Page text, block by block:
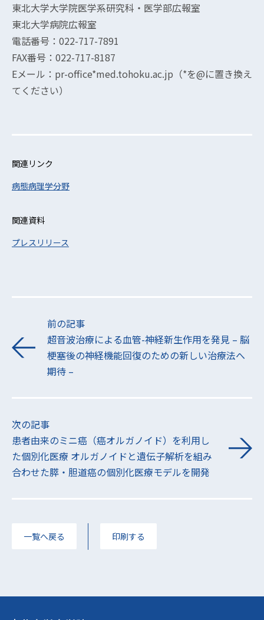
東北大学大学院医学系研究科・医学部広報室
東北大学病院広報室
電話番号：022-717-7891
FAX番号：022-717-8187
Eメール：pr-office*med.tohoku.ac.jp（*を@に置き換え
てください）
関連リンク
病態病理学分野
関連資料
プレスリリース
前の記事
超音波治療による血管-神経新生作用を発見 – 脳
梗塞後の神経機能回復のための新しい治療法へ
期待 –
次の記事
患者由来のミニ癌（癌オルガノイド）を利用し
た個別化医療 オルガノイドと遺伝子解析を組み
合わせた膵・胆道癌の個別化医療モデルを開発
一覧へ戻る 印刷する